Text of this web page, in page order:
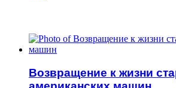
Возвращение к жизни